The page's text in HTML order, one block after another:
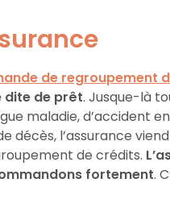
de regroupement
dite de prêt. Jusque-là
maladie, d’accident
décès, l’assurance
de crédits.
fortement.